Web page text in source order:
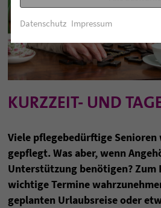
KURZZEIT- UND
Viele pflegebedürftige Senioren
gepflegt. Was aber, wenn
Unterstützung benötigen? Zum
wichtige Termine
geplanten Urlaubsreise oder
Datenschutz Impressum